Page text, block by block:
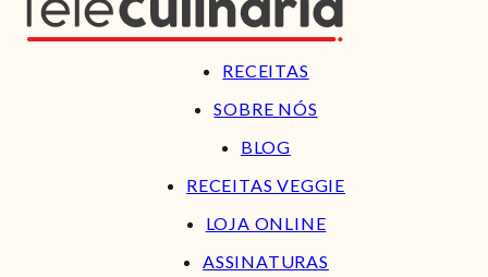
RECEITAS
SOBRE NÓS
BLOG
RECEITAS VEGGIE
LOJA ONLINE
ASSINATURAS